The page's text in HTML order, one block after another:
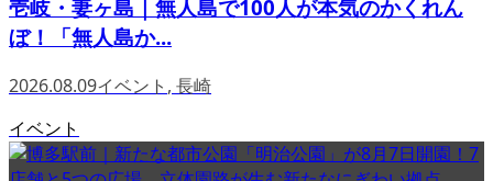
壱岐・妻ヶ島｜無人島で100人が本気のかくれん
ぼ！「無人島か...
2026.08.09イベント , 長崎
イベント